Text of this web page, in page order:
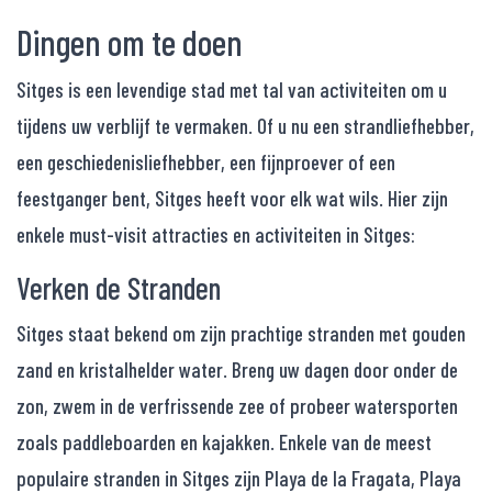
Dingen om te doen
Sitges is een levendige stad met tal van activiteiten om u
tijdens uw verblijf te vermaken. Of u nu een strandliefhebber,
een geschiedenisliefhebber, een fijnproever of een
feestganger bent, Sitges heeft voor elk wat wils. Hier zijn
enkele must-visit attracties en activiteiten in Sitges:
Verken de Stranden
Sitges staat bekend om zijn prachtige stranden met gouden
zand en kristalhelder water. Breng uw dagen door onder de
zon, zwem in de verfrissende zee of probeer watersporten
zoals paddleboarden en kajakken. Enkele van de meest
populaire stranden in Sitges zijn Playa de la Fragata, Playa